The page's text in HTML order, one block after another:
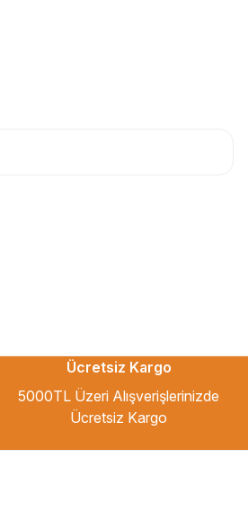
Ücretsiz Kargo
5000TL Üzeri Alışverişlerinizde
Ücretsiz Kargo